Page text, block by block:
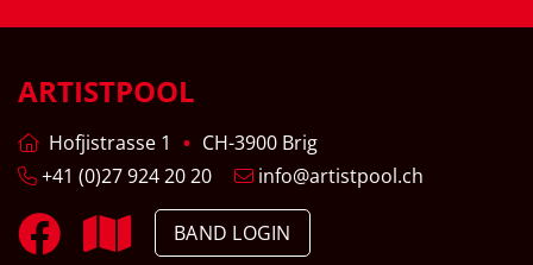
ARTISTPOOL
Hofjistrasse 1
CH-3900 Brig
+41 (0)27 924 20 20
info@artistpool.ch
BAND LOGIN